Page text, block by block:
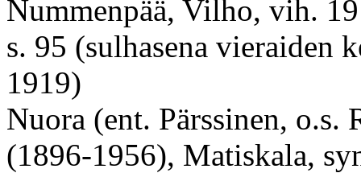
Nummenpää, Vilho, vih.
s. 95 (sulhasena vieraiden
1919)
Nuora (ent. Pärssinen, o.s.
(1896-1956), Matiskala,